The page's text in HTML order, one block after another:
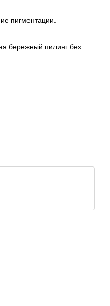
пигментации.
бережный пилинг без